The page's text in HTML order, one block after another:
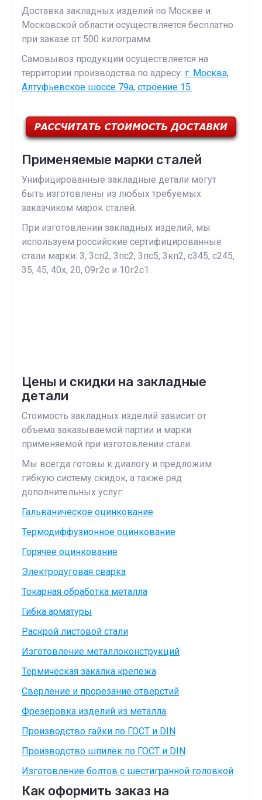
Доставка закладных изделий по Москве и
Московской области осуществляется бесплатно
при заказе от 500 килограмм.
Самовывоз продукции осуществляется на
территории производства по адресу: г. Москва,
Алтуфьевское шоссе 79а, строение 15.
Применяемые марки сталей
Унифицированные закладные детали могут
быть изготовлены из любых требуемых
заказчиком марок сталей.
При изготовлении закладных изделий, мы
используем российские сертифицированные
стали марки: 3, 3сп2, 3пс2, 3пс5, 3кп2, с345, с245,
35, 45, 40х, 20, 09г2с и 10г2с1.
Цены и скидки на закладные
детали
Стоимость закладных изделий зависит от
объема заказываемой партии и марки
применяемой при изготовлении стали.
Мы всегда готовы к диалогу и предложим
гибкую систему скидок, а также ряд
дополнительных услуг:
Гальваническое оцинкование
Термодиффузионное оцинкование
Горячее оцинкование
Электродуговая сварка
Токарная обработка металла
Гибка арматуры
Раскрой листовой стали
Изготовление металлоконструкций
Термическая закалка крепежа
Сверление и прорезание отверстий
Фрезеровка изделий из металла
Производство гайки по ГОСТ и DIN
Производство шпилек по ГОСТ и DIN
Изготовление болтов с шестигранной головкой
Как оформить заказ на